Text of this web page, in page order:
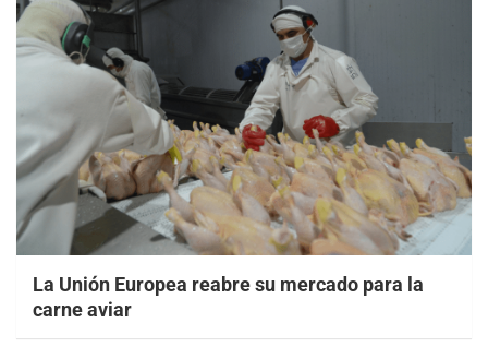
La Unión Europea reabre su mercado para la
carne aviar